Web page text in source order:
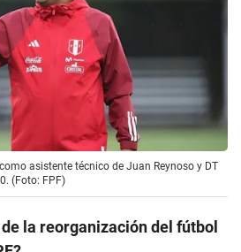
asistente técnico de Juan Reynoso y DT
(Foto: FPF)
la reorganización del fútbol